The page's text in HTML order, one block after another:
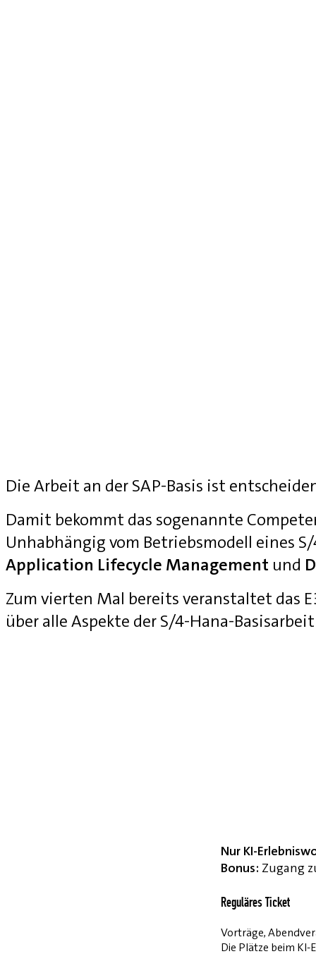
Die Arbeit an der SAP-Basis ist
Damit bekommt das sogenannte
Unhabhängig vom Betriebsmodell eines
Application Lifecycle Management und
Zum vierten Mal bereits veranstaltet das
über alle Aspekte der S/4-Hana-
Nur KI-
Bonus: Zugang
Reguläres Ticket
Vorträge,
Die Plätze beim